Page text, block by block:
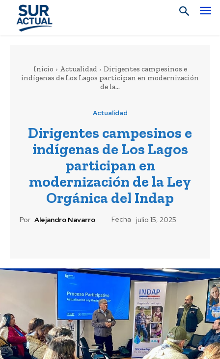
Inicio Actualidad
Dirigentes campesinos e
indígenas de Los Lagos participan en modernización
de la...
Actualidad
Dirigentes campesinos e
indígenas de Los Lagos
participan en
modernización de la Ley
Orgánica del Indap
Por Alejandro Navarro Fecha julio 15, 2025